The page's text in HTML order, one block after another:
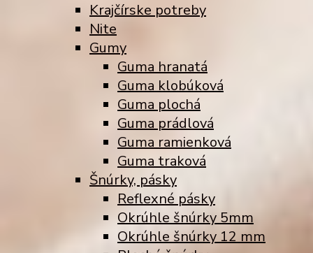
Krajčírske potreby
Nite
Gumy
Guma hranatá
Guma klobúková
Guma plochá
Guma prádlová
Guma ramienková
Guma traková
Šnúrky, pásky
Reflexné pásky
Okrúhle šnúrky 5mm
Okrúhle šnúrky 12 mm